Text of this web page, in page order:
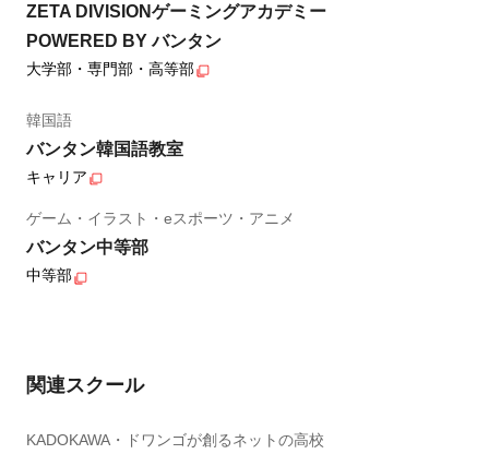
ZETA DIVISIONゲーミングアカデミー
POWERED BY バンタン
大学部・専門部・高等部
韓国語
バンタン韓国語教室
キャリア
ゲーム・イラスト・eスポーツ・アニメ
バンタン中等部
中等部
関連スクール
KADOKAWA・ドワンゴが創るネットの高校